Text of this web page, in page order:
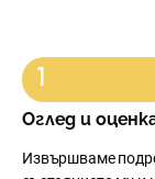
Оглед и
Извършваме